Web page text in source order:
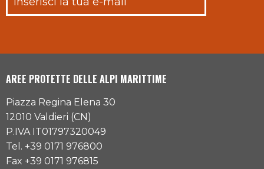
AREE PROTETTE DELLE ALPI MARITTIME
Piazza Regina Elena 30
12010 Valdieri (CN)
P.IVA IT01797320049
Tel. +39 0171 976800
Fax +39 0171 976815